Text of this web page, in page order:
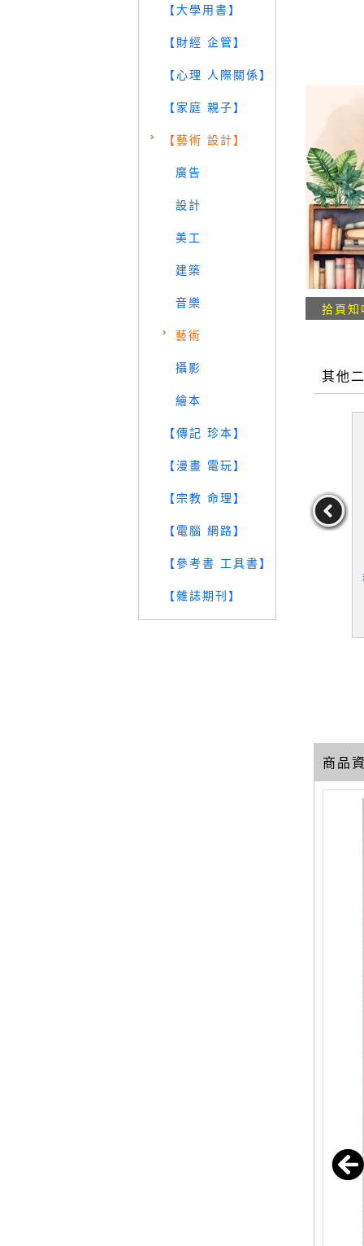
【大學用書】
【財經 企管】
【心理 人際關係】
【家庭 親子】
【藝術 設計】
廣告
設計
美工
建築
音樂
藝術
攝影
繪本
【傳記 珍本】
【漫畫 電玩】
【宗教 命理】
【電腦 網路】
【參考書 工具書】
【雜誌期刊】
拾頁
其他
【YJQ】The 69th Art Dir
ternational Exhibition
889 19元
【YJQ】The 67th Art Dir
售價：889
商品